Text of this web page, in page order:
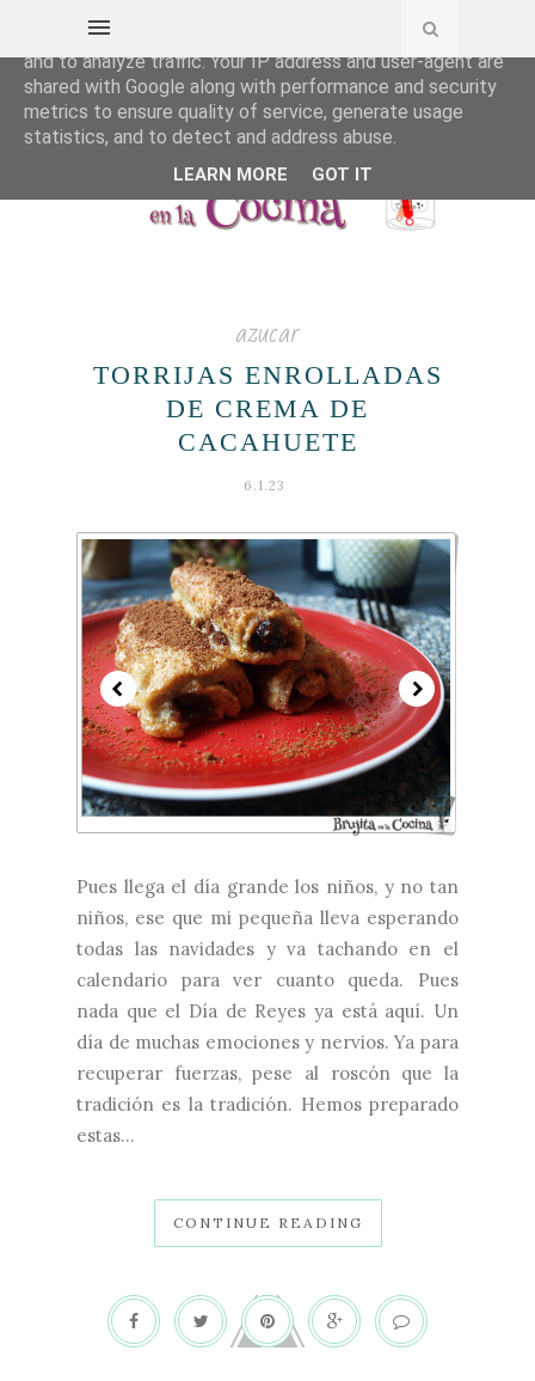
azucar
TORRIJAS ENROLLADAS
DE CREMA DE
CACAHUETE
6.1.23
Pues llega el día grande los niños, y no tan
niños, ese que mi pequeña lleva esperando
todas las navidades y va tachando en el
calendario para ver cuanto queda. Pues
nada que el Día de Reyes ya está aquí. Un
día de muchas emociones y nervios. Ya para
recuperar fuerzas, pese al roscón que la
tradición es la tradición. Hemos preparado
estas...
CONTINUE READING
This site uses cookies from Google to deliver its services
and to analyze traffic. Your IP address and user-agent are
shared with Google along with performance and security
metrics to ensure quality of service, generate usage
statistics, and to detect and address abuse.
LEARN MORE GOT IT